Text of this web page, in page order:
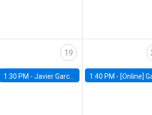
19
1:30 PM - Javier Garcia Cicco, Universidad de San Andres 1:40 PM - [Online] Gabriel Englander, World